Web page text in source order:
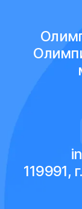
119991,